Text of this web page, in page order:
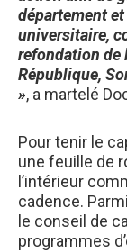
département
universitaire,
refondation de
République,
», a martelé
​Pour tenir le
une feuille de
l’intérieur
cadence.
le conseil de
programmes